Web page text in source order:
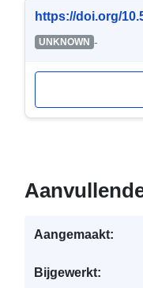
https://doi.org/
UNKNOWN -
Aangemaakt:
Bijgewerkt: